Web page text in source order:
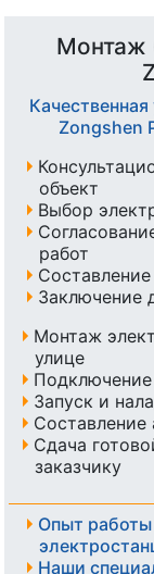
Монтаж
Zongshen
объект
Выбор
работ
Заключение
Монтаж
улице
Запуск и
Составление
Сдача
заказчику
Опыт работы
Наши